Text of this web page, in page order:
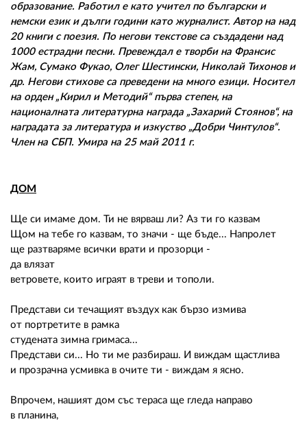
образование. Работил е като учител по български и
немски език и дълги години като журналист. Автор на над
20 книги с поезия. По негови текстове са създадени над
1000 естрадни песни. Превеждал е творби на Франсис
Жам, Сумако Фукао, Олег Шестински, Николай Тихонов и
др. Негови стихове са преведени на много езици. Носител
на орден „Кирил и Методий“ първа степен, на
националната литературна награда „Захарий Стоянов“, на
наградата за литература и изкуство „Добри Чинтулов“.
Член на СБП. Умира на 25 май 2011 г.
ДОМ
Ще си имаме дом. Ти не вярваш ли? Аз ти го казвам
Щом на тебе го казвам, то значи - ще бъде... Напролет
ще разтваряме всички врати и прозорци -
да влязат
ветровете, които играят в треви и тополи.
Представи си течащият въздух как бързо измива
от портретите в рамка
студената зимна гримаса...
Представи си... Но ти ме разбираш. И виждам щастлива
и прозрачна усмивка в очите ти - виждам я ясно.
Впрочем, нашият дом със тераса ще гледа направо
в планина,